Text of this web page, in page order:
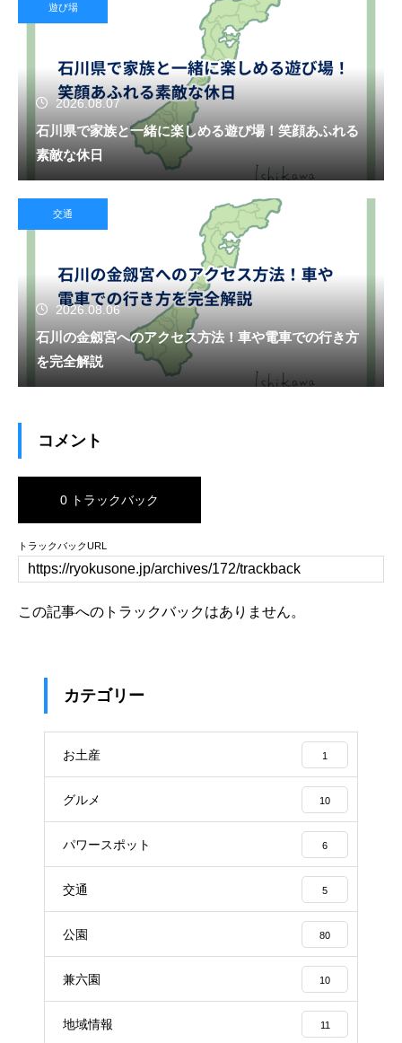
遊び場
2026.08.07
石川県で家族と一緒に楽しめる遊び場！笑顔あふれる
素敵な休日
交通
2026.08.06
石川の金劔宮へのアクセス方法！車や電車での行き方
を完全解説
コメント
0 トラックバック
トラックバックURL
この記事へのトラックバックはありません。
カテゴリー
お土産 1
グルメ 10
パワースポット 6
交通 5
公園 80
兼六園 10
地域情報 11